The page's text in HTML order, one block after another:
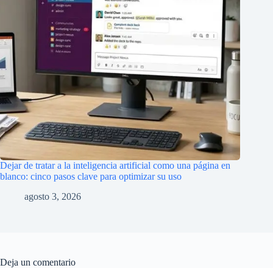
Dejar de tratar a la inteligencia artificial como una página en
blanco: cinco pasos clave para optimizar su uso
agosto 3, 2026
Deja un comentario